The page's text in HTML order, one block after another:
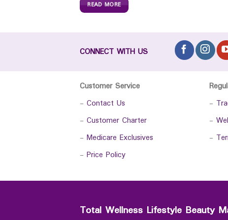
READ MORE
CONNECT WITH US
Customer Service
- Contact Us
- Customer Charter
- Medicare Exclusives
- Price Policy
-
-
-
Total Wellness Lifestyle Beauty